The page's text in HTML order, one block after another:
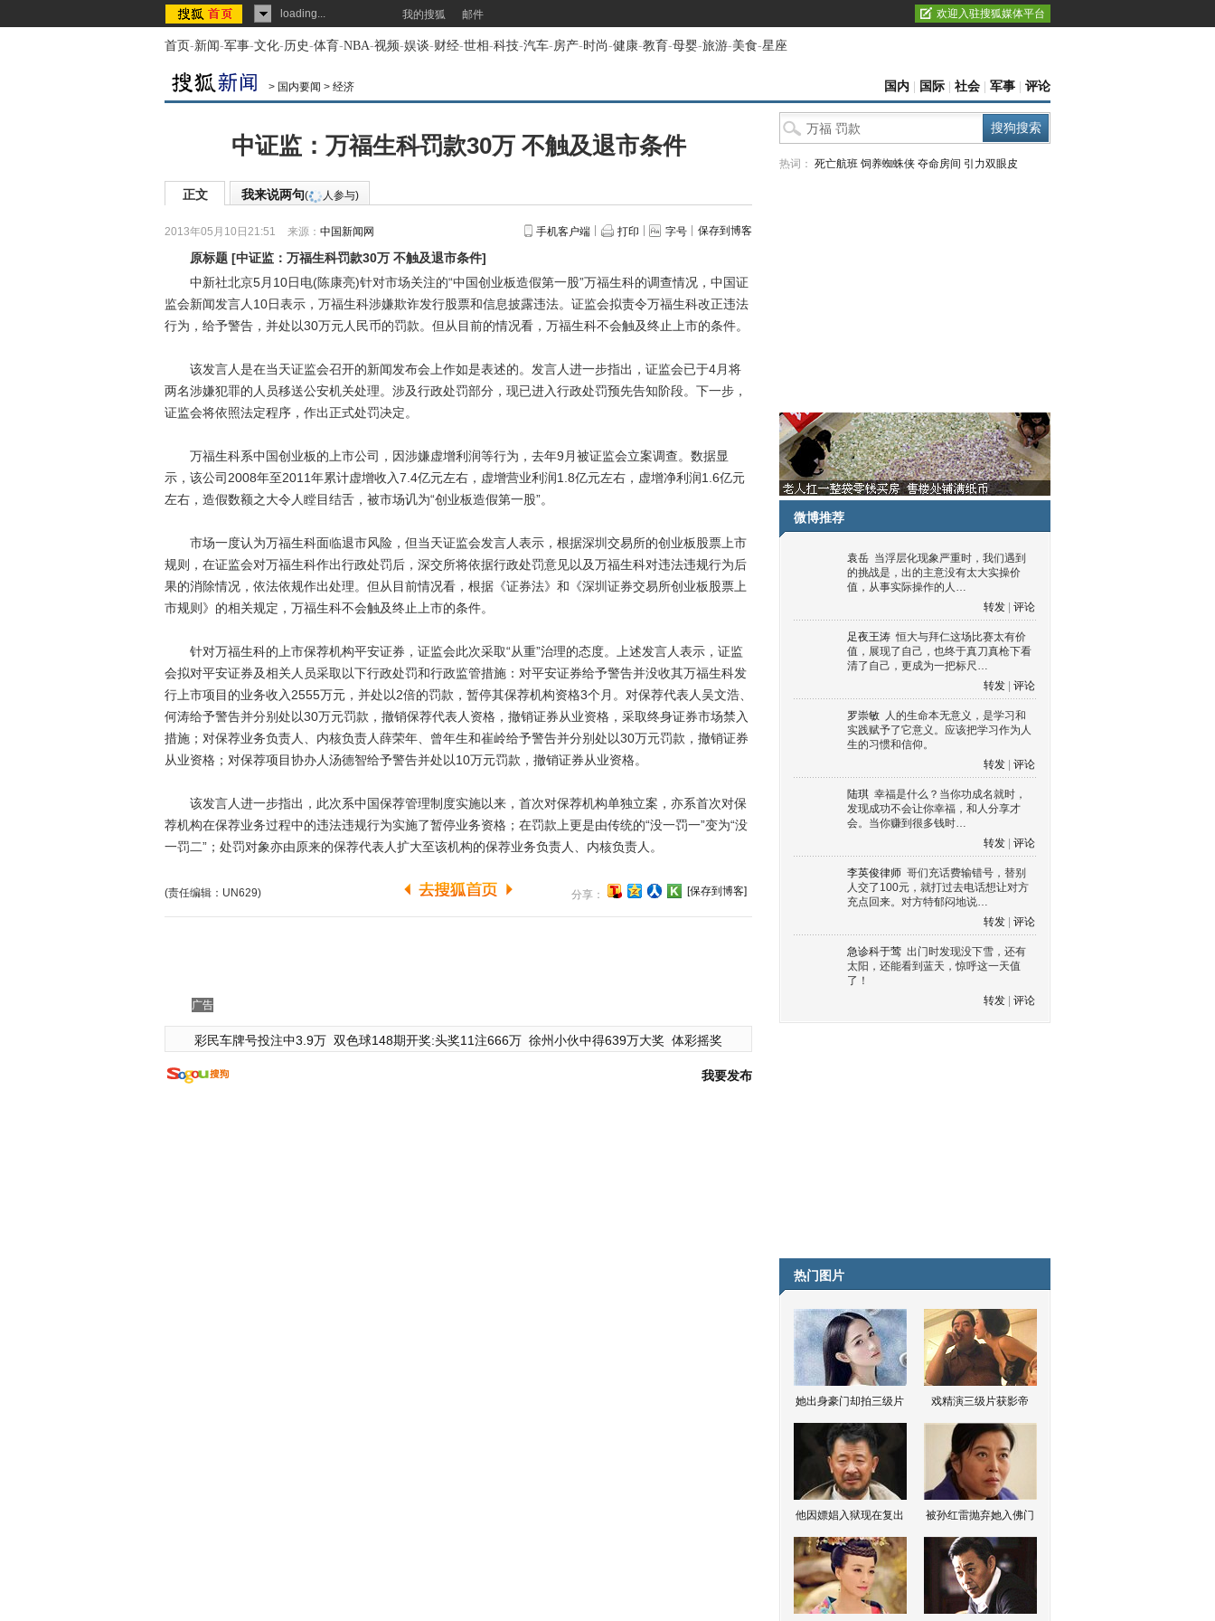
loading... 我的搜狐 邮件 欢迎入驻搜狐媒体平台
首页-新闻-军事-文化-历史-体育-NBA-视频-娱谈-财经-世相-科技-汽车-房产-时尚-健康-教育-母婴-旅游-美食-星座
> 国内要闻 > 经济 国内 国际 社会 军事 评论
中证监：万福生科罚款30万 不触及退市条件
正文 我来说两句( 人参与)
2013年05月10日21:51 来源： 中国新闻网 手机客户端 打印 字号 保存到博客
原标题 [中证监：万福生科罚款30万 不触及退市条件]
中新社北京5月10日电(陈康亮)针对市场关注的“中国创业板造假第一股”万福生科的调查情况，中国证
监会新闻发言人10日表示，万福生科涉嫌欺诈发行股票和信息披露违法。证监会拟责令万福生科改正违法
行为，给予警告，并处以30万元人民币的罚款。但从目前的情况看，万福生科不会触及终止上市的条件。
该发言人是在当天证监会召开的新闻发布会上作如是表述的。发言人进一步指出，证监会已于4月将
两名涉嫌犯罪的人员移送公安机关处理。涉及行政处罚部分，现已进入行政处罚预先告知阶段。下一步，
证监会将依照法定程序，作出正式处罚决定。
万福生科系中国创业板的上市公司，因涉嫌虚增利润等行为，去年9月被证监会立案调查。数据显
示，该公司2008年至2011年累计虚增收入7.4亿元左右，虚增营业利润1.8亿元左右，虚增净利润1.6亿元
左右，造假数额之大令人瞠目结舌，被市场讥为“创业板造假第一股”。
市场一度认为万福生科面临退市风险，但当天证监会发言人表示，根据深圳交易所的创业板股票上市
规则，在证监会对万福生科作出行政处罚后，深交所将依据行政处罚意见以及万福生科对违法违规行为后
果的消除情况，依法依规作出处理。但从目前情况看，根据《证券法》和《深圳证券交易所创业板股票上
市规则》的相关规定，万福生科不会触及终止上市的条件。
针对万福生科的上市保荐机构平安证券，证监会此次采取“从重”治理的态度。上述发言人表示，证监
会拟对平安证券及相关人员采取以下行政处罚和行政监管措施：对平安证券给予警告并没收其万福生科发
行上市项目的业务收入2555万元，并处以2倍的罚款，暂停其保荐机构资格3个月。对保荐代表人吴文浩、
何涛给予警告并分别处以30万元罚款，撤销保荐代表人资格，撤销证券从业资格，采取终身证券市场禁入
措施；对保荐业务负责人、内核负责人薛荣年、曾年生和崔岭给予警告并分别处以30万元罚款，撤销证券
从业资格；对保荐项目协办人汤德智给予警告并处以10万元罚款，撤销证券从业资格。
该发言人进一步指出，此次系中国保荐管理制度实施以来，首次对保荐机构单独立案，亦系首次对保
荐机构在保荐业务过程中的违法违规行为实施了暂停业务资格；在罚款上更是由传统的“没一罚一”变为“没
一罚二”；处罚对象亦由原来的保荐代表人扩大至该机构的保荐业务负责人、内核负责人。
(责任编辑：UN629) 分享： [保存到博客]
广告
彩民车牌号投注中3.9万 双色球148期开奖:头奖11注666万 徐州小伙中得639万大奖 体彩摇奖
我要发布
热词： 死亡航班 饲养蜘蛛侠 夺命房间 引力双眼皮
微博推荐
袁岳 当浮层化现象严重时，我们遇到
的挑战是，出的主意没有太大实操价
值，从事实际操作的人…
转发
评论
足夜王涛 恒大与拜仁这场比赛太有价
值，展现了自己，也终于真刀真枪下看
清了自己，更成为一把标尺…
转发
评论
罗崇敏 人的生命本无意义，是学习和
实践赋予了它意义。应该把学习作为人
生的习惯和信仰。
转发
评论
陆琪 幸福是什么？当你功成名就时，
发现成功不会让你幸福，和人分享才
会。当你赚到很多钱时…
转发
评论
李英俊律师 哥们充话费输错号，替别
人交了100元，就打过去电话想让对方
充点回来。对方特郁闷地说…
转发
评论
急诊科于莺 出门时发现没下雪，还有
太阳，还能看到蓝天，惊呼这一天值
了！
转发
评论
热门图片
她出身豪门却拍三级片 戏精演三级片获影帝
他因嫖娼入狱现在复出 被孙红雷抛弃她入佛门